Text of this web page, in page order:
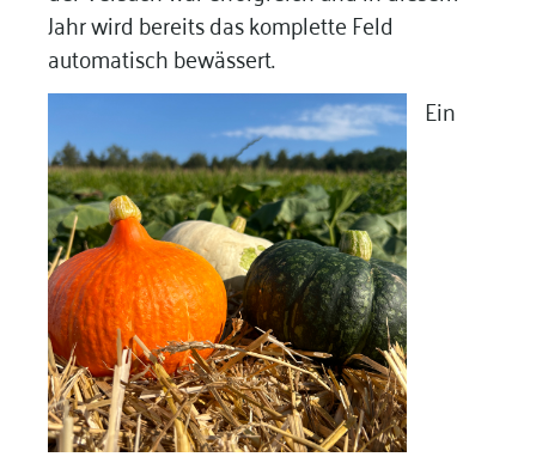
Jahr wird bereits das komplette Feld
automatisch bewässert.
Ein